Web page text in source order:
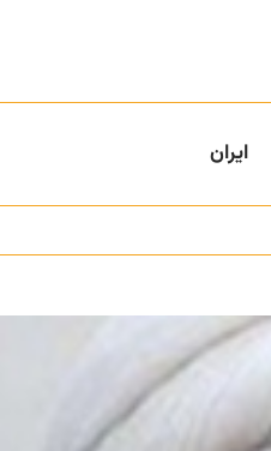
ایران